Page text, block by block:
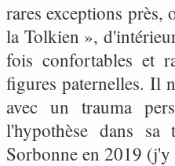
rares exceptions près,
la Tolkien »,
fois confortables et
figures paternelles. Il
avec un trauma
l'hypothèse dans
Sorbonne en 2019